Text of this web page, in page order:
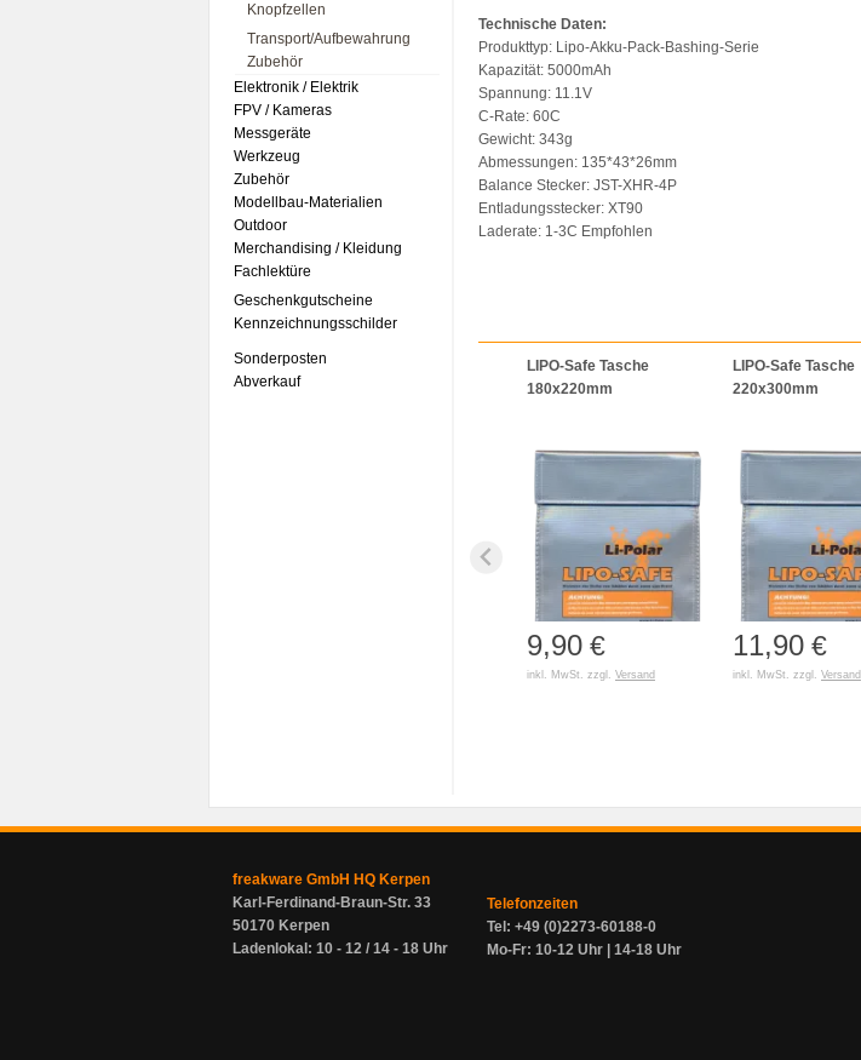
Knopfzellen
Transport/Aufbewahrung
Zubehör
Elektronik / Elektrik
FPV / Kameras
Messgeräte
Werkzeug
Zubehör
Modellbau-Materialien
Outdoor
Merchandising / Kleidung
Fachlektüre
Geschenkgutscheine
Kennzeichnungsschilder
Sonderposten
Abverkauf
Technische Daten:
Produkttyp: Lipo-Akku-Pack-Bashing-Serie
Kapazität: 5000mAh
Spannung: 11.1V
C-Rate: 60C
Gewicht: 343g
Abmessungen: 135*43*26mm
Balance Stecker: JST-XHR-4P
Entladungsstecker: XT90
Laderate: 1-3C Empfohlen
LIPO-Safe Tasche
180x220mm
9,90 €
inkl. MwSt. zzgl. Versand
LIPO-Safe Tasche
220x300mm
11,90 €
inkl. MwSt. zzgl. Versand
freakware GmbH HQ Kerpen
Karl-Ferdinand-Braun-Str. 33
50170 Kerpen
Ladenlokal: 10 - 12 / 14 - 18 Uhr
Telefonzeiten
Tel: +49 (0)2273-60188-0
Mo-Fr: 10-12 Uhr | 14-18 Uhr